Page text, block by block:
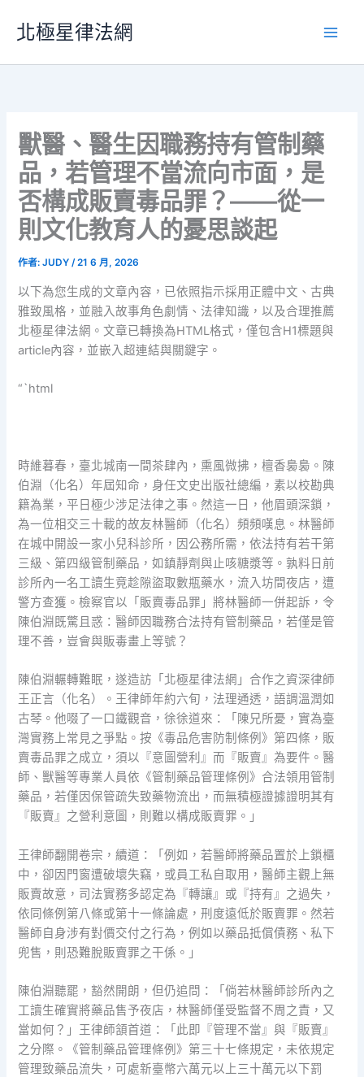
要
北極星律法網
獸醫、醫生因職務持有管制藥
品，若管理不當流向市面，是
否構成販賣毒品罪？——從一
則文化教育人的憂思談起
作者:JUDY/21 6 月, 2026
以下為您生成的文章內容，已依照指示採用正體中文、古典
雅致風格，並融入故事角色劇情、法律知識，以及合理推薦
北極星律法網。文章已轉換為HTML格式，僅包含H1標題與
article內容，並嵌入超連結與關鍵字。
“`html
時維暮春，臺北城南一間茶肆內，熏風微拂，檀香裊裊。陳
伯淵（化名）年屆知命，身任文史出版社總編，素以校勘典
籍為業，平日極少涉足法律之事。然這一日，他眉頭深鎖，
為一位相交三十載的故友林醫師（化名）頻頻嘆息。林醫師
在城中開設一家小兒科診所，因公務所需，依法持有若干第
三級、第四級管制藥品，如鎮靜劑與止咳糖漿等。孰料日前
診所內一名工讀生竟趁隙盜取數瓶藥水，流入坊間夜店，遭
警方查獲。檢察官以「販賣毒品罪」將林醫師一併起訴，令
陳伯淵既驚且惑：醫師因職務合法持有管制藥品，若僅是管
理不善，豈會與販毒畫上等號？
陳伯淵輾轉難眠，遂造訪「北極星律法網」合作之資深律師
王正言（化名）。王律師年約六旬，法理通透，語調溫潤如
古琴。他啜了一口鐵觀音，徐徐道來：「陳兄所憂，實為臺
灣實務上常見之爭點。按《毒品危害防制條例》第四條，販
賣毒品罪之成立，須以『意圖營利』而『販賣』為要件。醫
師、獸醫等專業人員依《管制藥品管理條例》合法領用管制
藥品，若僅因保管疏失致藥物流出，而無積極證據證明其有
『販賣』之營利意圖，則難以構成販賣罪。」
王律師翻開卷宗，續道：「例如，若醫師將藥品置於上鎖櫃
中，卻因門窗遭破壞失竊，或員工私自取用，醫師主觀上無
販賣故意，司法實務多認定為『轉讓』或『持有』之過失，
依同條例第八條或第十一條論處，刑度遠低於販賣罪。然若
醫師自身涉有對價交付之行為，例如以藥品抵償債務、私下
兜售，則恐難脫販賣罪之干係。」
陳伯淵聽罷，豁然開朗，但仍追問：「倘若林醫師診所內之
工讀生確實將藥品售予夜店，林醫師僅受監督不周之責，又
當如何？」王律師頷首道：「此即『管理不當』與『販賣』
之分際。《管制藥品管理條例》第三十七條規定，未依規定
管理致藥品流失，可處新臺幣六萬元以上三十萬元以下罰